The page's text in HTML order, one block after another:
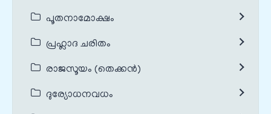
പൂതനാമോക്ഷം
പ്രഹ്ലാദ ചരിതം
രാജസൂയം (തെക്കൻ)
ദുര്യോധനവധം